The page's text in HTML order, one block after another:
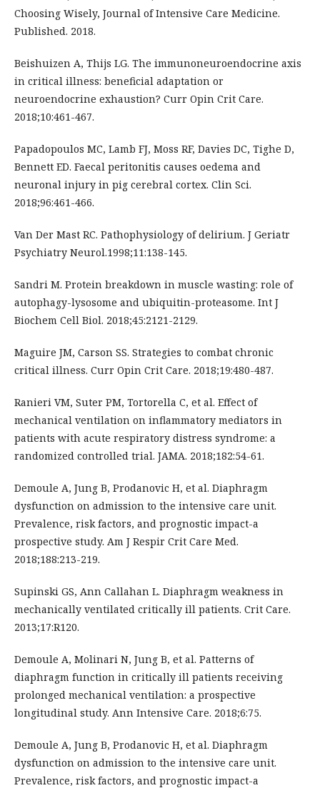
Choosing Wisely, Journal of Intensive Care Medicine.
Published. 2018.
Beishuizen A, Thijs LG. The immunoneuroendocrine axis
in critical illness: beneficial adaptation or
neuroendocrine exhaustion? Curr Opin Crit Care.
2018;10:461-467.
Papadopoulos MC, Lamb FJ, Moss RF, Davies DC, Tighe D,
Bennett ED. Faecal peritonitis causes oedema and
neuronal injury in pig cerebral cortex. Clin Sci.
2018;96:461-466.
Van Der Mast RC. Pathophysiology of delirium. J Geriatr
Psychiatry Neurol.1998;11:138-145.
Sandri M. Protein breakdown in muscle wasting: role of
autophagy-lysosome and ubiquitin-proteasome. Int J
Biochem Cell Biol. 2018;45:2121-2129.
Maguire JM, Carson SS. Strategies to combat chronic
critical illness. Curr Opin Crit Care. 2018;19:480-487.
Ranieri VM, Suter PM, Tortorella C, et al. Effect of
mechanical ventilation on inflammatory mediators in
patients with acute respiratory distress syndrome: a
randomized controlled trial. JAMA. 2018;182:54-61.
Demoule A, Jung B, Prodanovic H, et al. Diaphragm
dysfunction on admission to the intensive care unit.
Prevalence, risk factors, and prognostic impact-a
prospective study. Am J Respir Crit Care Med.
2018;188:213-219.
Supinski GS, Ann Callahan L. Diaphragm weakness in
mechanically ventilated critically ill patients. Crit Care.
2013;17:R120.
Demoule A, Molinari N, Jung B, et al. Patterns of
diaphragm function in critically ill patients receiving
prolonged mechanical ventilation: a prospective
longitudinal study. Ann Intensive Care. 2018;6:75.
Demoule A, Jung B, Prodanovic H, et al. Diaphragm
dysfunction on admission to the intensive care unit.
Prevalence, risk factors, and prognostic impact-a